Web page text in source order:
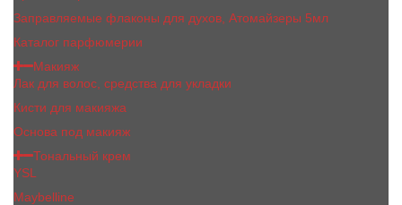
Заправляемые флаконы для духов, Атомайзеры 5мл
Каталог парфюмерии
Макияж
Лак для волос, средства для укладки
Кисти для макияжа
Основа под макияж
Тональный крем
YSL
Maybelline